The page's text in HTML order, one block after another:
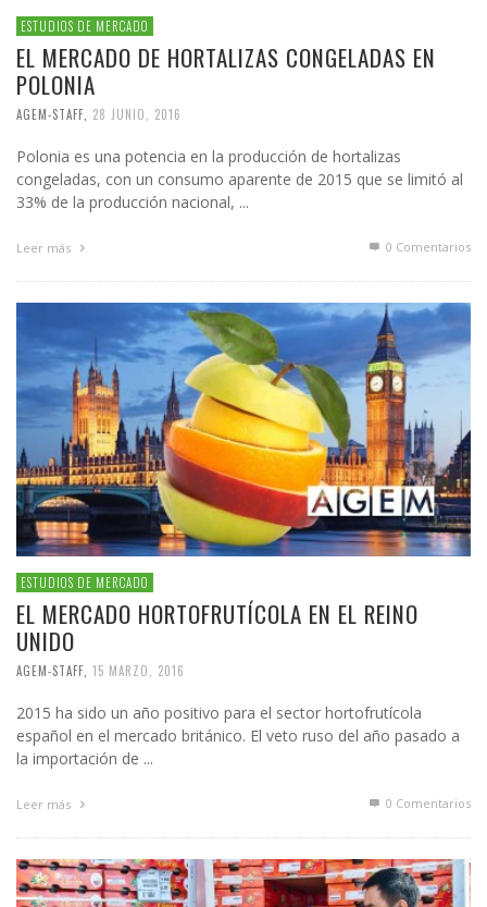
ESTUDIOS DE MERCADO
EL MERCADO DE HORTALIZAS CONGELADAS EN
POLONIA
AGEM-STAFF 28 JUNIO, 2016
Polonia es una potencia en la producción de hortalizas
congeladas, con un consumo aparente de 2015 que se limitó al
33% de la producción nacional, ...
Leer más 0 Comentarios
ESTUDIOS DE MERCADO
EL MERCADO HORTOFRUTÍCOLA EN EL REINO
UNIDO
AGEM-STAFF 15 MARZO, 2016
2015 ha sido un año positivo para el sector hortofrutícola
español en el mercado británico. El veto ruso del año pasado a
la importación de ...
Leer más 0 Comentarios